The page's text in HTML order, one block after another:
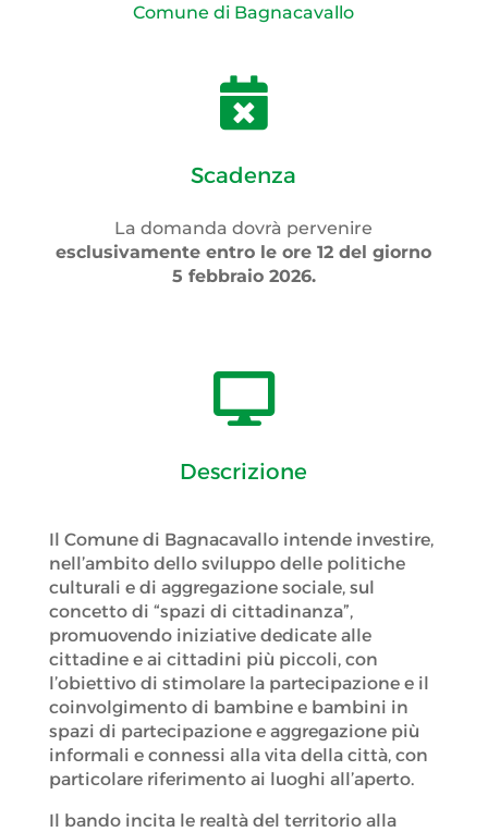
Comune di Bagnacavallo

Scadenza
La domanda dovrà pervenire
esclusivamenteentro le ore12del giorno
5 febbraio 2026.

Descrizione
Il Comune di Bagnacavallo intende investire,
nell’ambito dello sviluppo delle politiche
culturali e di aggregazione sociale, sul
concetto di “spazi di cittadinanza”,
promuovendo iniziative dedicate alle
cittadine e ai cittadini più piccoli, con
l’obiettivo di stimolare la partecipazione e il
coinvolgimento di bambine e bambini in
spazi di partecipazione e aggregazione più
informali e connessi alla vita della città, con
particolare riferimento ai luoghi all’aperto.
Il bando incita le realtà del territorio alla